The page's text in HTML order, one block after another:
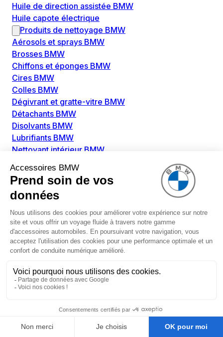
Huile de direction assistée BMW
Huile capote électrique
Produits de nettoyage BMW
Aérosols et sprays BMW
Brosses BMW
Chiffons et éponges BMW
Cires BMW
Colles BMW
Dégivrant et gratte-vitre BMW
Détachants BMW
Disolvants BMW
Lubrifiants BMW
Nettoyant intérieur BMW
Pièces détachées BMW
Alimentation Carburant BMW
Boitier papillon BMW
Faisceau de câble pour réservoir avec pompe
d'aspiration BMW
Injecteur BMW
Pompe à carburant BMW
Allumage / Préchauffage BMW
Bobines d'allumage BMW
Bougie de préchauffage BMW
Amortisseurs BMW